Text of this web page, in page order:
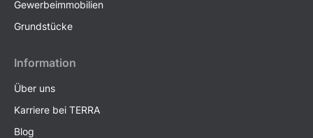
Gewerbeimmobilien
Grundstücke
Information
Über uns
Karriere bei TERRA
Blog